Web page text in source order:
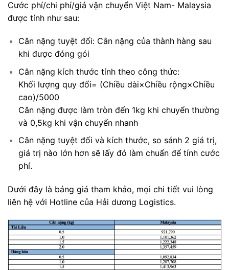
Cước phí/chi phí/giá vận chuyển Việt Nam- Malaysia
được tính như sau:
Cân nặng tuyệt đối: Cân nặng của thành hàng sau
khi được đóng gói
Cân nặng kích thước tính theo công thức:
Khối lượng quy đổi= (Chiều dài×Chiều rộng×Chiều
cao)/5000
Cân nặng được làm tròn đến 1kg khi chuyển thường
và 0,5kg khi vận chuyển nhanh
Cân nặng tuyệt đối và kích thước, so sánh 2 giá trị,
giá trị nào lớn hơn sẽ lấy đó làm chuẩn để tính cước
phí.
Dưới đây là bảng giá tham khảo, mọi chi tiết vui lòng
liên hệ với Hotline của Hải dương Logistics.